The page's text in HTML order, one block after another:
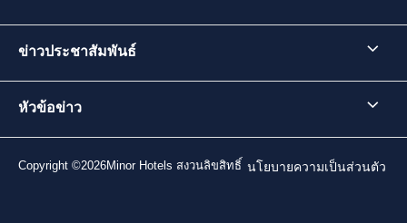
ข่าวประชาสัมพันธ์
หัวข้อข่าว
Copyright ©2026Minor Hotels สงวนลิขสิทธิ์ นโยบายความเป็นส่วนตัว